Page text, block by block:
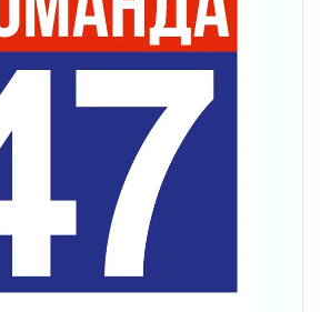
строителей
производительность
объединений
полностью закроют на два
обновляют пространства